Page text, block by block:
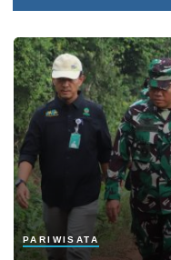
PARIWISATA